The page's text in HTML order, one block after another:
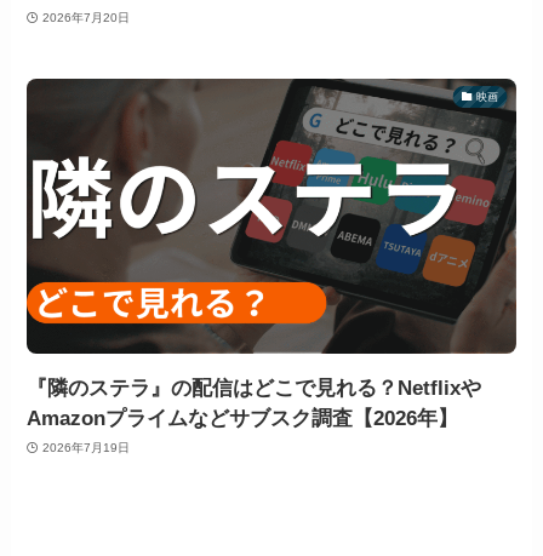
2026年7月20日
映画
『隣のステラ』の配信はどこで見れる？Netflixや
Amazonプライムなどサブスク調査【2026年】
2026年7月19日